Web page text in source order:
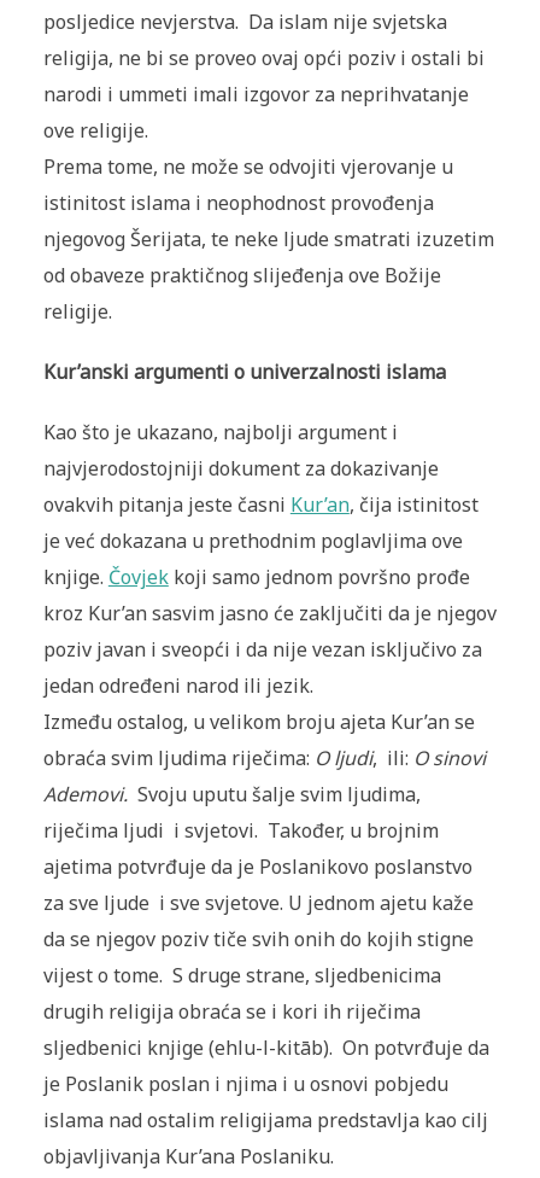
posljedice nevjerstva. Da islam nije svjetska
religija, ne bi se proveo ovaj opći poziv i ostali bi
narodi i ummeti imali izgovor za neprihvatanje
ove religije.
Prema tome, ne može se odvojiti vjerovanje u
istinitost islama i neophodnost provođenja
njegovog Šerijata, te neke ljude smatrati izuzetim
od obaveze praktičnog slijeđenja ove Božije
religije.
Kur’anski argumenti o univerzalnosti islama
Kao što je ukazano, najbolji argument i
najvjerodostojniji dokument za dokazivanje
ovakvih pitanja jeste časni Kur’an, čija istinitost
je već dokazana u prethodnim poglavljima ove
knjige. Čovjekkoji samo jednom površno prođe
kroz Kur’an sasvim jasno će zaključiti da je njegov
poziv javan i sveopći i da nije vezan isključivo za
jedan određeni narod ili jezik.
Između ostalog, u velikom broju ajeta Kur’an se
obraća svim ljudima riječima: O ljudi, ili: O sinovi
Ademovi.Svoju uputu šalje svim ljudima,
riječima ljudi i svjetovi. Također, u brojnim
ajetima potvrđuje da je Poslanikovo poslanstvo
za sve ljude i sve svjetove. U jednom ajetu kaže
da se njegov poziv tiče svih onih do kojih stigne
vijest o tome. S druge strane, sljedbenicima
drugih religija obraća se i kori ih riječima
sljedbenici knjige (ehlu-l-kitāb). On potvrđuje da
je Poslanik poslan i njima i u osnovi pobjedu
islama nad ostalim religijama predstavlja kao cilj
objavljivanja Kur’ana Poslaniku.